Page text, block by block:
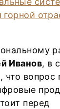
Иванов, в
что вопрос
перед